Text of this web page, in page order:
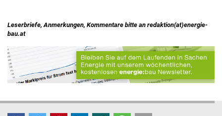
Leserbriefe, Anmerkungen, Kommentare bitte an redaktion(at)energie-
bau.at